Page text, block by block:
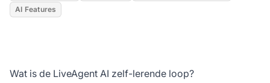
AI Features
Wat is de LiveAgent AI zelf-lerende loop?